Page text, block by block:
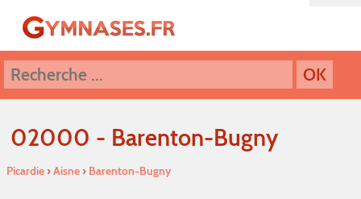
02000 - Barenton-Bugny
Picardie›Aisne› Barenton-Bugny